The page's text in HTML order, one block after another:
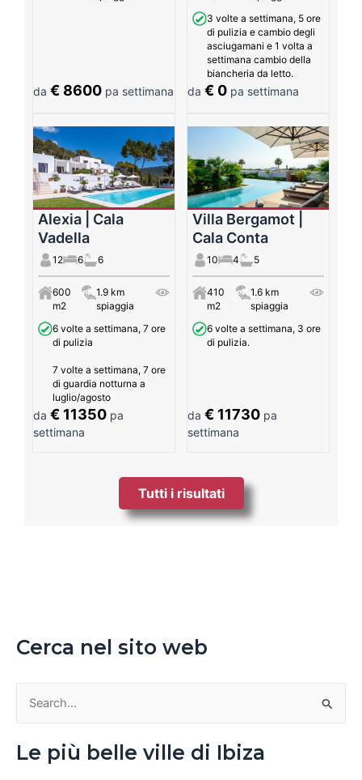
da € 8600 pa settimana
3 volte a settimana, 5 ore
di pulizia e cambio degli
asciugamani e 1 volta a
settimana cambio della
biancheria da letto.
da€ 0 pa settimana
Alexia | Cala
Vadella
12 6 6
600
m2
1.9 km
spiaggia
6 volte a settimana, 7 ore
di pulizia
7 volte a settimana, 7 ore
di guardia notturna a
luglio/agosto
da € 11350 pa
settimana
Villa Bergamot |
Cala Conta
10 4 5
410
m2
1.6 km
spiaggia
6 volte a settimana, 3 ore
di pulizia.
da€ 11730 pa
settimana
Tutti i risultati
Cerca nel sito web
Le più belle ville di Ibiza